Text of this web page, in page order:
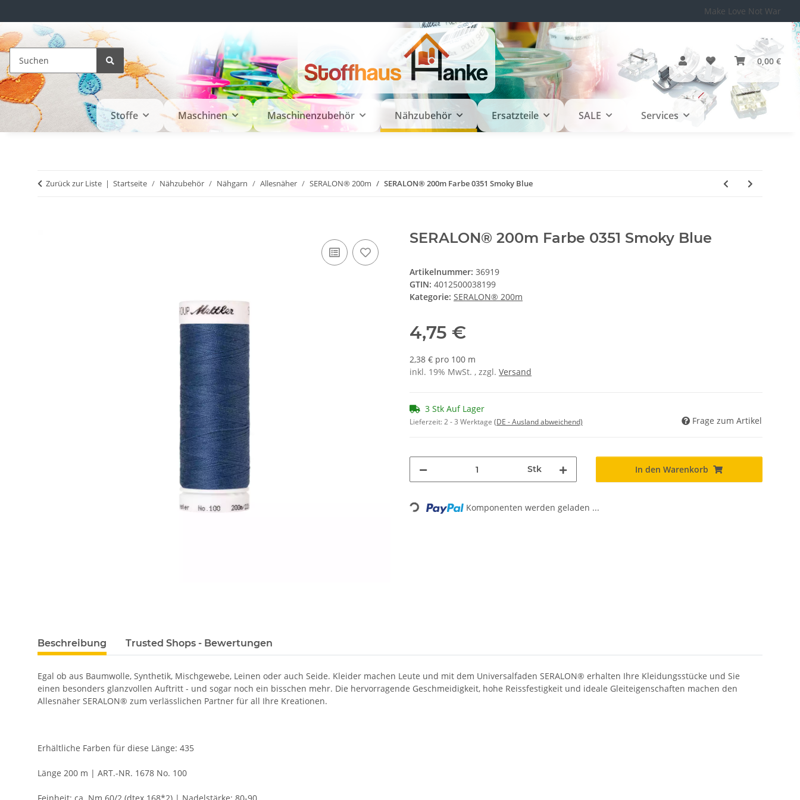
Make Love Not War
0,00 €
Stoffe Maschinen Maschinenzubehör Nähzubehör Ersatzteile SALE Services
Zurück zur Liste Startseite Nähzubehör Nähgarn Allesnäher SERALON® 200m SERALON® 200m Farbe 0351 Smoky Blue
SERALON® 200m Farbe 0351 Smoky Blue
Artikelnummer: 36919
GTIN: 4012500038199
Kategorie: SERALON® 200m
4,75 €
2,38 € pro 100 m
inkl. 19% MwSt. , zzgl. Versand
3 Stk Auf Lager
Lieferzeit:2 - 3 Werktage (DE - Ausland abweichend) Frage zum Artikel
Stk In den Warenkorb
Loading... Komponenten werden geladen ...
Beschreibung Trusted Shops - Bewertungen
Egal ob aus Baumwolle, Synthetik, Mischgewebe, Leinen oder auch Seide. Kleider machen Leute und mit dem Universalfaden SERALON® erhalten Ihre Kleidungsstücke und Sie
einen besonders glanzvollen Auftritt - und sogar noch ein bisschen mehr. Die hervorragende Geschmeidigkeit, hohe Reissfestigkeit und ideale Gleiteigenschaften machen den
Allesnäher SERALON® zum verlässlichen Partner für all Ihre Kreationen.
Erhältliche Farben für diese Länge: 435
Länge 200 m | ART.-NR. 1678 No. 100